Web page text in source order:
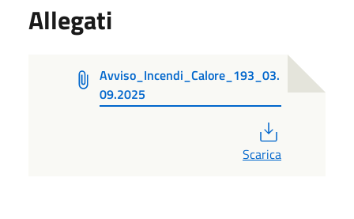
Allegati
Avviso_Incendi_Calore_193_03.
09.2025
Scarica